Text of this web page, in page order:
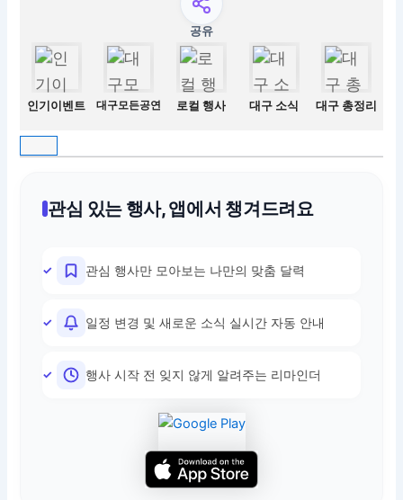
공유
인기이벤트 대구모든공연 로컬 행사 대구 소식 대구 총정리
관심 있는 행사, 앱에서 챙겨드려요
관심 행사만 모아보는 나만의 맞춤 달력
일정 변경 및 새로운 소식 실시간 자동 안내
행사 시작 전 잊지 않게 알려주는 리마인더